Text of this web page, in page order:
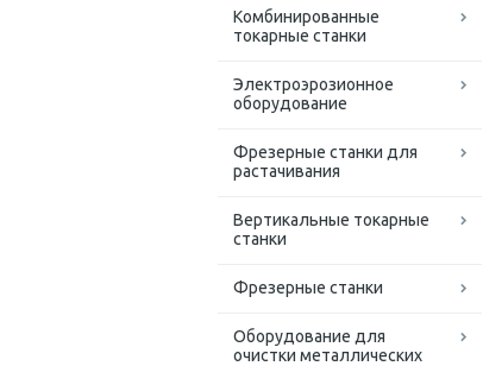
Комбинированные
токарные станки
Электроэрозионное
оборудование
Фрезерные станки для
растачивания
Вертикальные токарные
станки
Фрезерные станки
Оборудование для
очистки металлических